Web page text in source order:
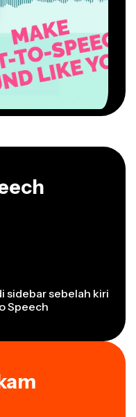
sidebar sebelah kiri
Speech